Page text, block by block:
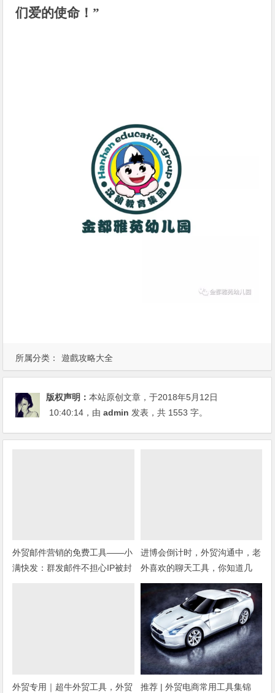
所属分类： 遊戲攻略大全
们爱的使命！”
版权声明：本站原创文章，于2018年5月12日
10:40:14 ，由admin 发表，共 1553 字。
外贸邮件营销的免费工具——小
满快发：群发邮件不担心IP被封
进博会倒计时，外贸沟通中，老
外喜欢的聊天工具，你知道几
种？
外贸专用｜超牛外贸工具，外贸
推荐 | 外贸电商常用工具集锦